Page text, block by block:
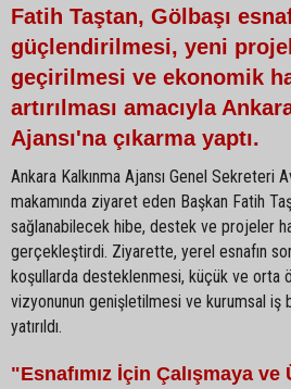
Fatih Taştan, Gölbaşı
güçlendirilmesi, yeni
geçirilmesi ve ekonomik
artırılması amacıyla
Ajansı'na çıkarma yaptı.
Ankara Kalkınma Ajansı Genel Sekreteri
makamında ziyaret eden Başkan Fatih
sağlanabilecek hibe, destek ve projeler
gerçekleştirdi. Ziyarette, yerel esnafın
koşullarda desteklenmesi, küçük ve orta
vizyonunun genişletilmesi ve kurumsal iş
yatırıldı.
"Esnafımız İçin Çalışmaya